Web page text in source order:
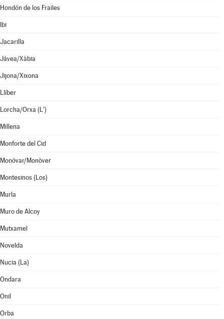
Hondón de los Frailes
Ibi
Jacarilla
Jávea/Xàbia
Jijona/Xixona
Llíber
Lorcha/Orxa (L')
Millena
Monforte del Cid
Monóvar/Monòver
Montesinos (Los)
Murla
Muro de Alcoy
Mutxamel
Novelda
Nucia (La)
Ondara
Onil
Orba